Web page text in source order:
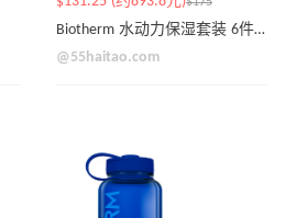
Biotherm 水动力保湿套装 6件装
@55haitao.com